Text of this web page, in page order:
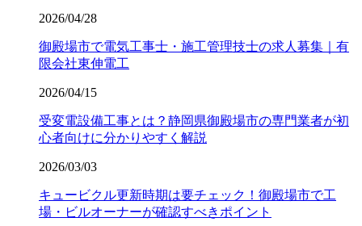
2026/04/28
御殿場市で電気工事士・施工管理技士の求人募集｜有
限会社東伸電工
2026/04/15
受変電設備工事とは？静岡県御殿場市の専門業者が初
心者向けに分かりやすく解説
2026/03/03
キュービクル更新時期は要チェック！御殿場市で工
場・ビルオーナーが確認すべきポイント